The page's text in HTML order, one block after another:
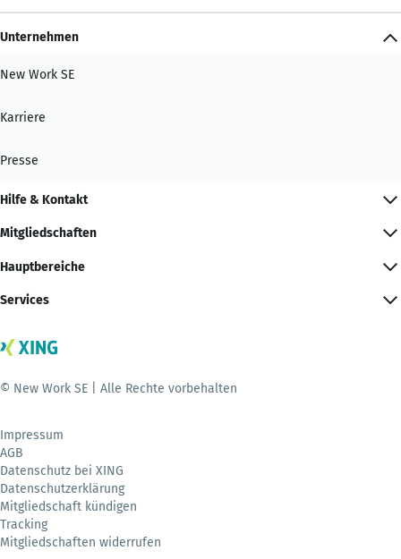
Unternehmen
New Work SE
Karriere
Presse
Hilfe & Kontakt
Mitgliedschaften
Hauptbereiche
Services
© New Work SE | Alle Rechte vorbehalten
Impressum
AGB
Datenschutz bei XING
Datenschutzerklärung
Mitgliedschaft kündigen
Tracking
Mitgliedschaften widerrufen